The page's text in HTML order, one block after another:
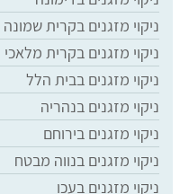
ניקוי מזגנים בקרית שמונה
ניקוי מזגנים בקרית מלאכי
ניקוי מזגנים בבית הלל
ניקוי מזגנים בנהריה
ניקוי מזגנים בירוחם
ניקוי מזגנים בנווה מבטח
ניקוי מזגנים בעכו